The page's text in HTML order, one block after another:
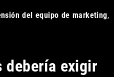
del equipo de marketing,
debería exigir